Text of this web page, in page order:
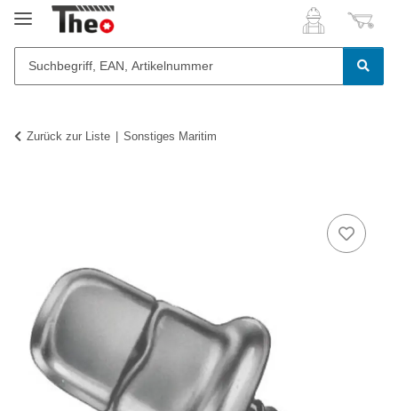
Zurück zur Liste Sonstiges Maritim